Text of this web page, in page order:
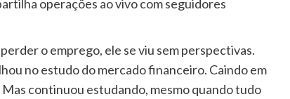
operações ao vivo com seguidores
o emprego, ele se viu sem perspectivas.
no estudo do mercado financeiro. Caindo em
continuou estudando, mesmo quando tudo